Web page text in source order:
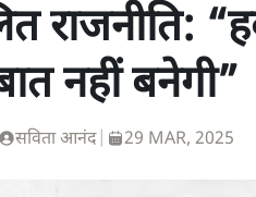
राजनीति:
नहीं बनेगी”
सविता आनंद 29 MAR, 2025